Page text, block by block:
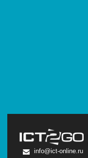
info@ict-online.ru